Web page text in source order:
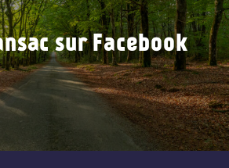
sur Facebook